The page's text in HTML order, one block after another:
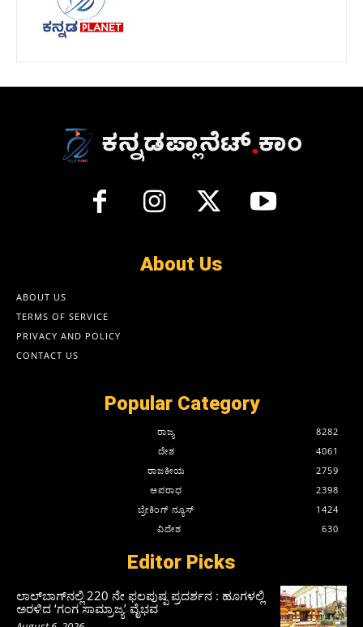
About Us
ABOUT US
TERMS OF SERVICE
PRIVACY AND POLICY
CONTACT US
Popular Category
ರಾಜ್ಯ
8282
ದೇಶ
4061
ರಾಜಕೀಯ
2759
ಅಪರಾಧ
2398
ಬ್ರೇಕಿಂಗ್ ನ್ಯೂಸ್
1424
ವಿದೇಶ
630
Editor Picks
ಲಾಲ್‍ಬಾಗ್‍ನಲ್ಲಿ 220 ನೇ ಫಲಪುಷ್ಪ ಪ್ರದರ್ಶನ : ಹೂಗಳಲ್ಲಿ
ಅರಳಿದ ‘ಗಂಗ ಸಾಮ್ರಾಜ್ಯ’ ವೈಭವ